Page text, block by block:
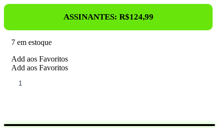
Original
Era:
Atual
É:
ASSINANTES: R$124,99
7 em estoque
Add aos Favoritos
Add aos Favoritos
ORIGINAL